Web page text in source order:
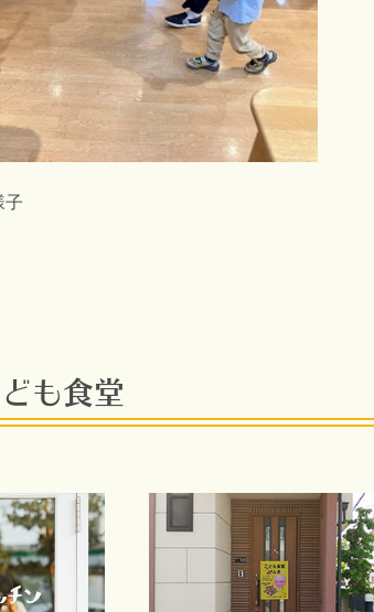
子
も食堂